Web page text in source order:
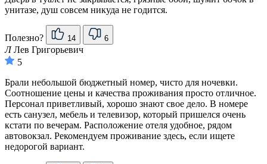
унитазе, душ совсем никуда не годится.
Полезно? 14 6
ЛЛев Григорьевич
5
Брали небольшой бюджетный номер, чисто для ночевки.
Соотношение цены и качества проживания просто отличное.
Персонал приветливый, хорошо знают свое дело. В номере
есть санузел, мебель и телевизор, который пришелся очень
кстати по вечерам. Расположение отеля удобное, рядом
автовокзал. Рекомендуем проживание здесь, если ищете
недорогой вариант.